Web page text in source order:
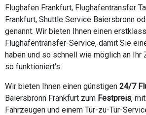
Flughafen Frankfurt, Flughafentransfer
Frankfurt, Shuttle Service Baiersbronn
genannt. Wir bieten Ihnen einen
Flughafentransfer-Service, damit Sie
haben und so schnell wie möglich an Ihr
so funktioniert's:
Wir bieten Ihnen einen günstigen 24/7
Baiersbronn Frankfurt zum Festpreis,
Fahrzeugen und einem Tür-zu-Tür-